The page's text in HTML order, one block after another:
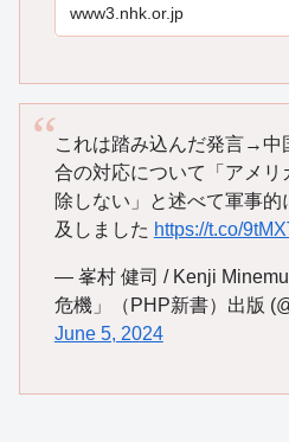
www3.nhk.or.jp
これは踏み込んだ発言→中
合の対応について「アメ
除しない」と述べて軍事
及しました https://t.co/
— 峯村 健司 / Kenji
危機」（PHP新書）出版
June 5, 2024